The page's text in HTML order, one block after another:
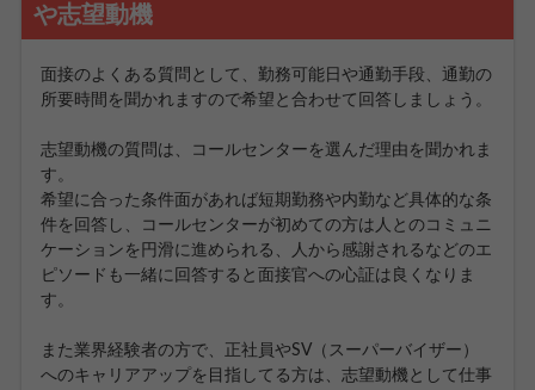
や志望動機
面接のよくある質問として、勤務可能日や通勤手段、通勤の
所要時間を聞かれますので希望と合わせて回答しましょう。
志望動機の質問は、コールセンターを選んだ理由を聞かれま
す。
希望に合った条件面があれば短期勤務や内勤など具体的な条
件を回答し、コールセンターが初めての方は人とのコミュニ
ケーションを円滑に進められる、人から感謝されるなどのエ
ピソードも一緒に回答すると面接官への心証は良くなりま
す。
また業界経験者の方で、正社員やSV（スーパーバイザー）
へのキャリアアップを目指してる方は、志望動機として仕事